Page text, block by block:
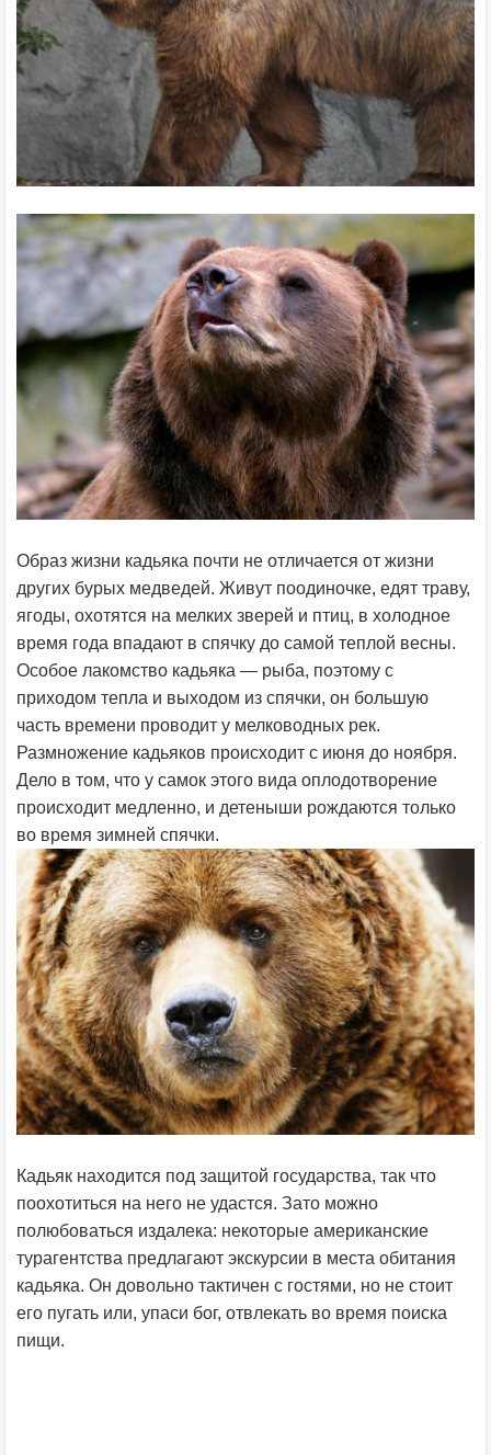
Образ жизни кадьяка почти не отличается от жизни
других бурых медведей. Живут поодиночке, едят траву,
ягоды, охотятся на мелких зверей и птиц, в холодное
время года впадают в спячку до самой теплой весны.
Особое лакомство кадьяка — рыба, поэтому с
приходом тепла и выходом из спячки, он большую
часть времени проводит у мелководных рек.
Размножение кадьяков происходит с июня до ноября.
Дело в том, что у самок этого вида оплодотворение
происходит медленно, и детеныши рождаются только
во время зимней спячки.
Кадьяк находится под защитой государства, так что
поохотиться на него не удастся. Зато можно
полюбоваться издалека: некоторые американские
турагентства предлагают экскурсии в места обитания
кадьяка. Он довольно тактичен с гостями, но не стоит
его пугать или, упаси бог, отвлекать во время поиска
пищи.